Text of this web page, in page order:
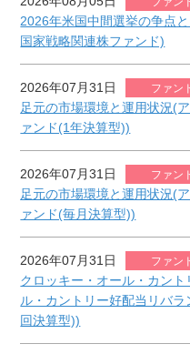
2026年米国中間選挙の争点
国家戦略関連株ファンド)
2026年07月31日 ファン
足元の市場環境と運用状況(
ァンド(1年決算型))
2026年07月31日 ファン
足元の市場環境と運用状況(
ァンド(毎月決算型))
2026年07月31日 ファン
クロッキー・オール・カン
ル・カントリー好配当リバ
回決算型))